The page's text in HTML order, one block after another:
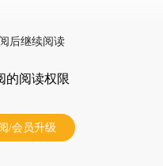
后继续阅读
的阅读权限
/会员升级